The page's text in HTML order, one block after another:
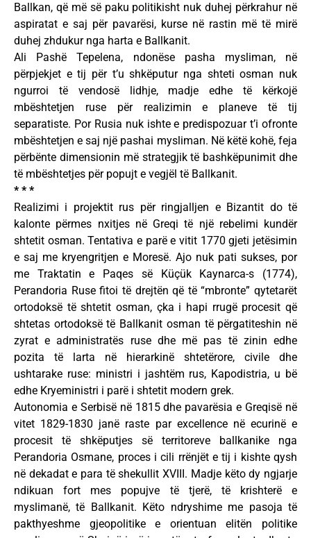
Ballkan, që më së paku politikisht nuk duhej përkrahur në
aspiratat e saj për pavarësi, kurse në rastin më të mirë
duhej zhdukur nga harta e Ballkanit.
Ali Pashë Tepelena, ndonëse pasha mysliman, në
përpjekjet e tij për t’u shkëputur nga shteti osman nuk
ngurroi të vendosë lidhje, madje edhe të kërkojë
mbështetjen ruse për realizimin e planeve të tij
separatiste. Por Rusia nuk ishte e predispozuar t’i ofronte
mbështetjen e saj një pashai mysliman. Në këtë kohë, feja
përbënte dimensionin më strategjik të bashkëpunimit dhe
të mbështetjes për popujt e vegjël të Ballkanit.
* * *
Realizimi i projektit rus për ringjalljen e Bizantit do të
kalonte përmes nxitjes në Greqi të një rebelimi kundër
shtetit osman. Tentativa e parë e vitit 1770 gjeti jetësimin
e saj me kryengritjen e Moresë. Ajo nuk pati sukses, por
me Traktatin e Paqes së Küçük Kaynarca-s (1774),
Perandoria Ruse fitoi të drejtën që të “mbronte” qytetarët
ortodoksë të shtetit osman, çka i hapi rrugë procesit që
shtetas ortodoksë të Ballkanit osman të përgatiteshin në
zyrat e administratës ruse dhe më pas të zinin edhe
pozita të larta në hierarkinë shtetërore, civile dhe
ushtarake ruse: ministri i jashtëm rus, Kapodistria, u bë
edhe Kryeministri i parë i shtetit modern grek.
Autonomia e Serbisë në 1815 dhe pavarësia e Greqisë në
vitet 1829-1830 janë raste par excellence në ecurinë e
procesit të shkëputjes së territoreve ballkanike nga
Perandoria Osmane, proces i cili rrënjët e tij i kishte qysh
në dekadat e para të shekullit XVIII. Madje këto dy ngjarje
ndikuan fort mes popujve të tjerë, të krishterë e
myslimanë, të Ballkanit. Këto ndryshime me pasoja të
pakthyeshme gjeopolitike e orientuan elitën politike